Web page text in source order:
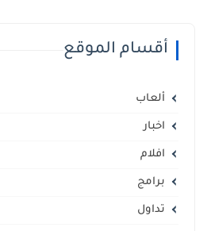
أقسام الموقع
ألعاب
اخبار
افلام
برامج
تداول